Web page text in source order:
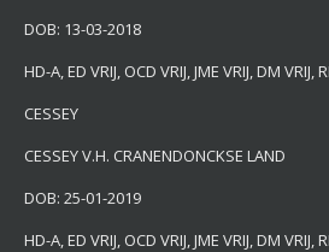
DOB: 13-03-2018
HD-A, ED VRIJ, OCD VRIJ, JME VRIJ, DM
CESSEY
CESSEY V.H. CRANENDONCKSE LAND
DOB: 25-01-2019
HD-A, ED VRIJ, OCD VRIJ, JME VRIJ, DM